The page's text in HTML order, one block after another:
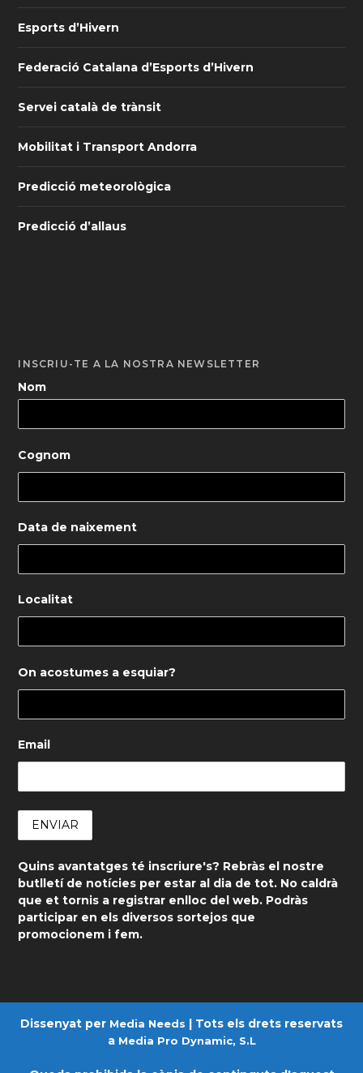
Esports d’Hivern
Federació Catalana d’Esports d’Hivern
Servei català de trànsit
Mobilitat i Transport Andorra
Predicció meteorològica
Predicció d’allaus
INSCRIU-TE A LA NOSTRA NEWSLETTER
Nom
Cognom
Data de naixement
Localitat
On acostumes a esquiar?
Email
Quins avantatges té inscriure's? Rebràs el nostre
butlletí de notícies per estar al dia de tot. No caldrà
que et tornis a registrar enlloc del web. Podràs
participar en els diversos sortejos que
promocionem i fem.
Dissenyat per Media Needs | Tots els drets reservats
a Media Pro Dynamic, S.L